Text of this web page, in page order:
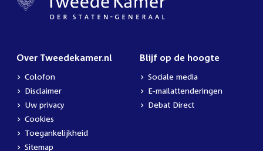
Over Tweedekamer.nl
Colofon
Disclaimer
Uw privacy
Cookies
Toegankelijkheid
Sitemap
Blijf op de hoogte
Sociale media
E-mailattenderingen
Debat Direct